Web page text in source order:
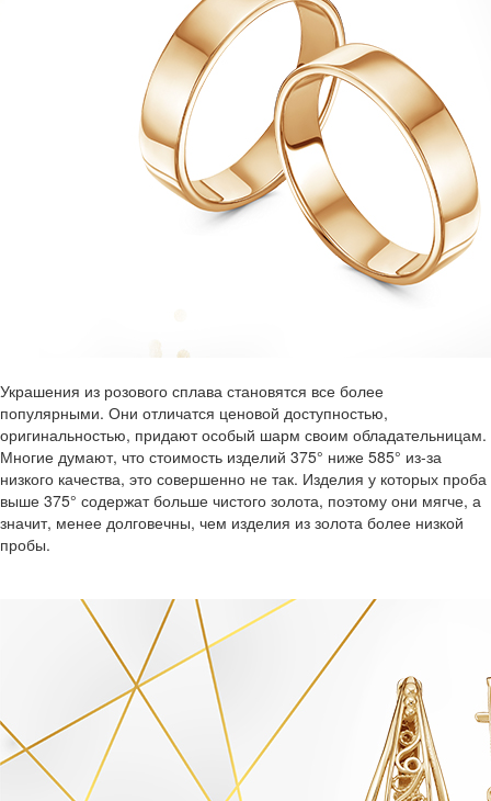
Украшения из розового сплава становятся все более
популярными. Они отличатся ценовой доступностью,
оригинальностью, придают особый шарм своим обладательницам.
Многие думают, что стоимость изделий 375° ниже 585° из-за
низкого качества, это совершенно не так. Изделия у которых проба
выше 375° содержат больше чистого золота, поэтому они мягче, а
значит, менее долговечны, чем изделия из золота более низкой
пробы.